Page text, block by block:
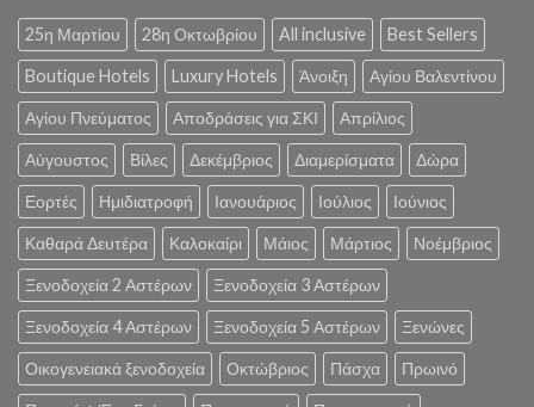
25η Μαρτίου 28η Οκτωβρίου All inclusive Best Sellers
Boutique Hotels Luxury Hotels Άνοιξη Αγίου Βαλεντίνου
Αγίου Πνεύματος Αποδράσεις για ΣΚΙ Απρίλιος
Αύγουστος Βίλες Δεκέμβριος Διαμερίσματα Δώρα
Εορτές Ημιδιατροφή Ιανουάριος Ιούλιος Ιούνιος
Καθαρά Δευτέρα Καλοκαίρι Μάιος Μάρτιος Νοέμβριος
Ξενοδοχεία 2 Αστέρων Ξενοδοχεία 3 Αστέρων
Ξενοδοχεία 4 Αστέρων Ξενοδοχεία 5 Αστέρων Ξενώνες
Οικογενειακά ξενοδοχεία Οκτώβριος Πάσχα Πρωινό